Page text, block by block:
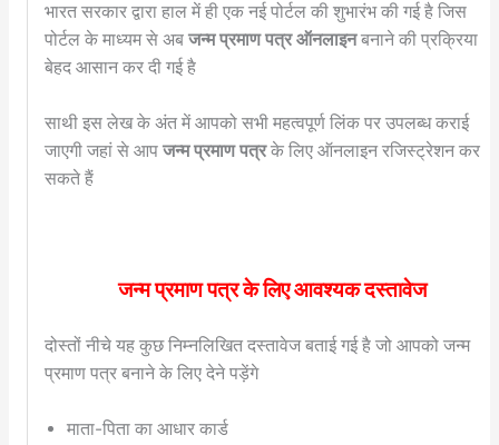
भारत सरकार द्वारा हाल में ही एक नई पोर्टल की शुभारंभ की गई है जिस
पोर्टल के माध्यम से अबजन्म प्रमाण पत्र ऑनलाइनबनाने की प्रक्रिया
बेहद आसान कर दी गई है
साथी इस लेख के अंत में आपको सभी महत्वपूर्ण लिंक पर उपलब्ध कराई
जाएगी जहां से आपजन्म प्रमाण पत्रके लिए ऑनलाइन रजिस्ट्रेशन कर
सकते हैं
जन्म प्रमाण पत्र के लिए आवश्यक दस्तावेज
दोस्तों नीचे यह कुछ निम्नलिखित दस्तावेज बताई गई है जो आपको जन्म
प्रमाण पत्र बनाने के लिए देने पड़ेंगे
माता-पिता का आधार कार्ड